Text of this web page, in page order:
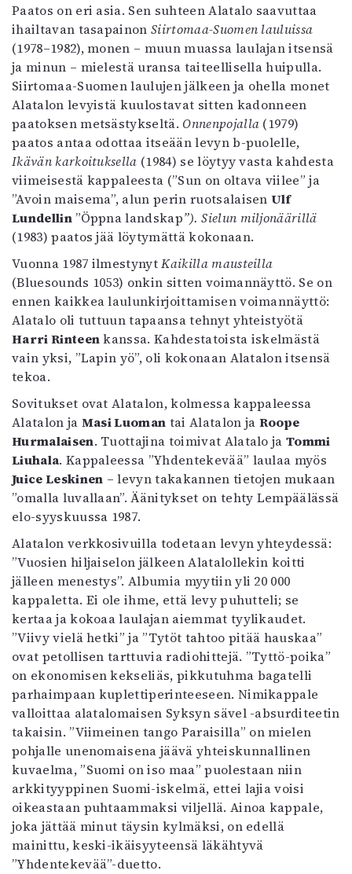
Paatos on eri asia. Sen suhteen Alatalo saavuttaa
ihailtavan tasapainonSiirtomaa-Suomen lauluissa
(1978–1982), monen – muun muassa laulajan itsensä
ja minun – mielestä uransa taiteellisella huipulla.
Siirtomaa-Suomen laulujen jälkeen ja ohella monet
Alatalon levyistä kuulostavat sitten kadonneen
paatoksen metsästykseltä. Onnenpojalla (1979)
paatos antaa odottaa itseään levyn b-puolelle,
Ikävän karkoituksella (1984) se löytyy vasta kahdesta
viimeisestä kappaleesta (”Sun on oltava viilee” ja
”Avoin maisema”, alun perin ruotsalaisenUlf
Lundellin”Öppna landskap”). Sielun miljonäärillä
(1983) paatos jää löytymättä kokonaan.
Vuonna 1987 ilmestynytKaikilla mausteilla
(Bluesounds 1053) onkin sitten voimannäyttö. Se on
ennen kaikkea laulunkirjoittamisen voimannäyttö:
Alatalo oli tuttuun tapaansa tehnyt yhteistyötä
Harri Rinteenkanssa. Kahdestatoista iskelmästä
vain yksi, ”Lapin yö”, oli kokonaan Alatalon itsensä
tekoa.
Sovitukset ovat Alatalon, kolmessa kappaleessa
Alatalon ja Masi Luoman tai Alatalon ja Roope
Hurmalaisen. Tuottajina toimivat Alatalo jaTommi
Liuhala. Kappaleessa ”Yhdentekevää” laulaa myös
Juice Leskinen – levyn takakannen tietojen mukaan
”omalla luvallaan”. Äänitykset on tehty Lempäälässä
elo-syyskuussa 1987.
Alatalon verkkosivuilla todetaan levyn yhteydessä:
”Vuosien hiljaiselon jälkeen Alatalollekin koitti
jälleen menestys”. Albumia myytiin yli 20 000
kappaletta. Ei ole ihme, että levy puhutteli; se
kertaa ja kokoaa laulajan aiemmat tyylikaudet.
”Viivy vielä hetki” ja ”Tytöt tahtoo pitää hauskaa”
ovat petollisen tarttuvia radiohittejä. ”Tyttö-poika”
on ekonomisen kekseliäs, pikkutuhma bagatelli
parhaimpaan kuplettiperinteeseen. Nimikappale
valloittaa alatalomaisen Syksyn sävel -absurditeetin
takaisin. ”Viimeinen tango Paraisilla” on mielen
pohjalle unenomaisena jäävä yhteiskunnallinen
kuvaelma, ”Suomi on iso maa” puolestaan niin
arkkityyppinen Suomi-iskelmä, ettei lajia voisi
oikeastaan puhtaammaksi viljellä. Ainoa kappale,
joka jättää minut täysin kylmäksi, on edellä
mainittu, keski-ikäisyyteensä läkähtyvä
”Yhdentekevää”-duetto.